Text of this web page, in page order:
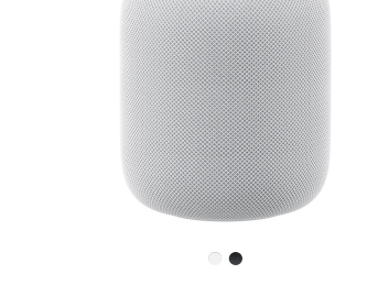
步
了
解
HomePod<